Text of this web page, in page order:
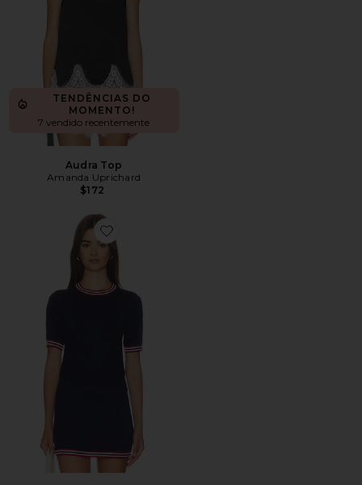
TENDÊNCIAS DO
MOMENTO!
7 vendido recentemente
Audra Top
Amanda Uprichard
$172
Favorite Maia Top